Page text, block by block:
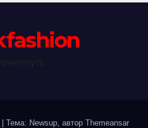
Тема: Newsup, автор Themeansar